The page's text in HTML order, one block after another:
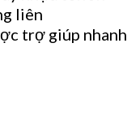
liên
trợ giúp nhanh